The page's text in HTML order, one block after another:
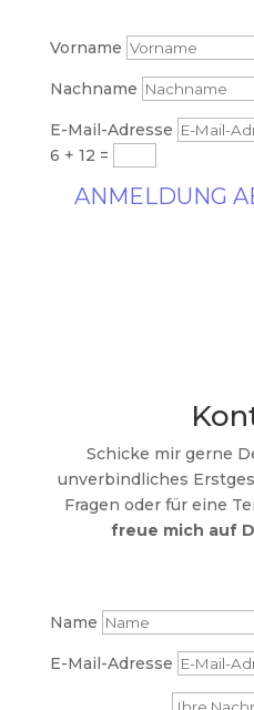
Vorname
Nachname
E-Mail-Adresse
6 + 12 =
ANMELDUNG
Schicke mir gerne
unverbindliches
Fragen oder für eine
freue mich auf
Name
E-Mail-Adresse